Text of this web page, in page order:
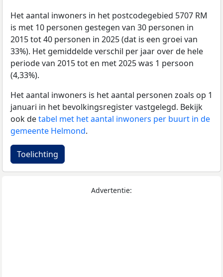
Het aantal inwoners in het postcodegebied 5707 RM
is met 10 personen gestegen van 30 personen in
2015 tot 40 personen in 2025 (dat is een groei van
33%). Het gemiddelde verschil per jaar over de hele
periode van 2015 tot en met 2025 was 1 persoon
(4,33%).
Het aantal inwoners is het aantal personen zoals op 1
januari in het bevolkingsregister vastgelegd. Bekijk
ook detabel met het aantal inwoners per buurt in de
gemeente Helmond.
Toelichting
Advertentie: